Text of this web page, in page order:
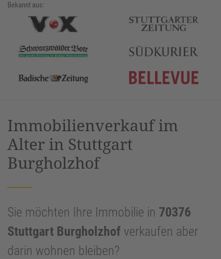
Bekannt aus:
Immobilienverkauf im
Alter in Stuttgart
Burgholzhof
Sie möchten Ihre Immobilie in 70376
Stuttgart Burgholzhof verkaufen aber
darin wohnen bleiben?